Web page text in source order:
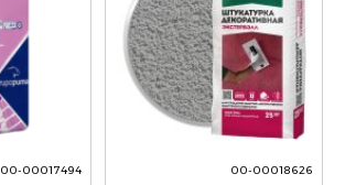
00-00017494 00-00018626